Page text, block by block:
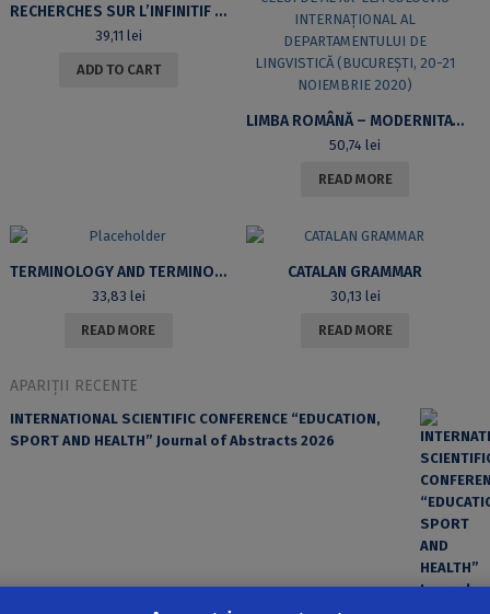
RECHERCHES SUR L’INFINITIF ET LA PROPOSITION INFINITIVE EN GREC HOMÉRIQUE, VOL I
39,11 lei
ADD TO CART
LIMBA ROMÂNĂ – MODERNITATE ȘI CONTINUITATE ÎN CERCETAREA LINGVISTICĂ. ACTELE CELUI DE AL XX-LEA COLOCVIU INTERNAȚIONAL AL DEPARTAMENTULUI DE LINGVISTICĂ (BUCUREȘTI, 20-21 NOIEMBRIE 2020)
50,74 lei
READ MORE
TERMINOLOGY AND TERMINOLOGIES
33,83 lei
READ MORE
CATALAN GRAMMAR
30,13 lei
READ MORE
APARIȚII RECENTE
INTERNATIONAL SCIENTIFIC CONFERENCE “EDUCATION,
SPORT AND HEALTH” Journal of Abstracts 2026